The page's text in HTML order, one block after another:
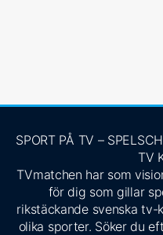
SPORT PÅ TV –
TV
TVmatchen har som
för dig som gillar
rikstäckande svenska tv-
olika sporter. Söker du